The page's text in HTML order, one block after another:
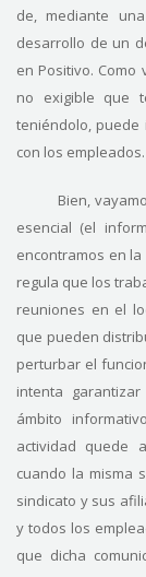
de, mediante
desarrollo de un
en Positivo.
no exigible que
teniéndolo, puede
con los empleados.
Bien,
esencial (el
encontramos en la
regula que los
reuniones en el
que pueden
perturbar el
intenta
ámbito
actividad quede
cuando la misma
sindicato y sus
y todos los
que dicha